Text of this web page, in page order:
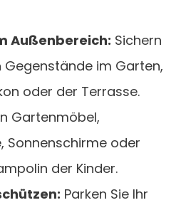
Außenbereich: Sichern
Gegenstände im Garten,
oder der Terrasse.
Gartenmöbel,
Sonnenschirme oder
der Kinder.
Parken Sie Ihr